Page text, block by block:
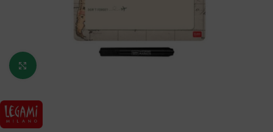
Κάντε κλικ για μεγέθυνση